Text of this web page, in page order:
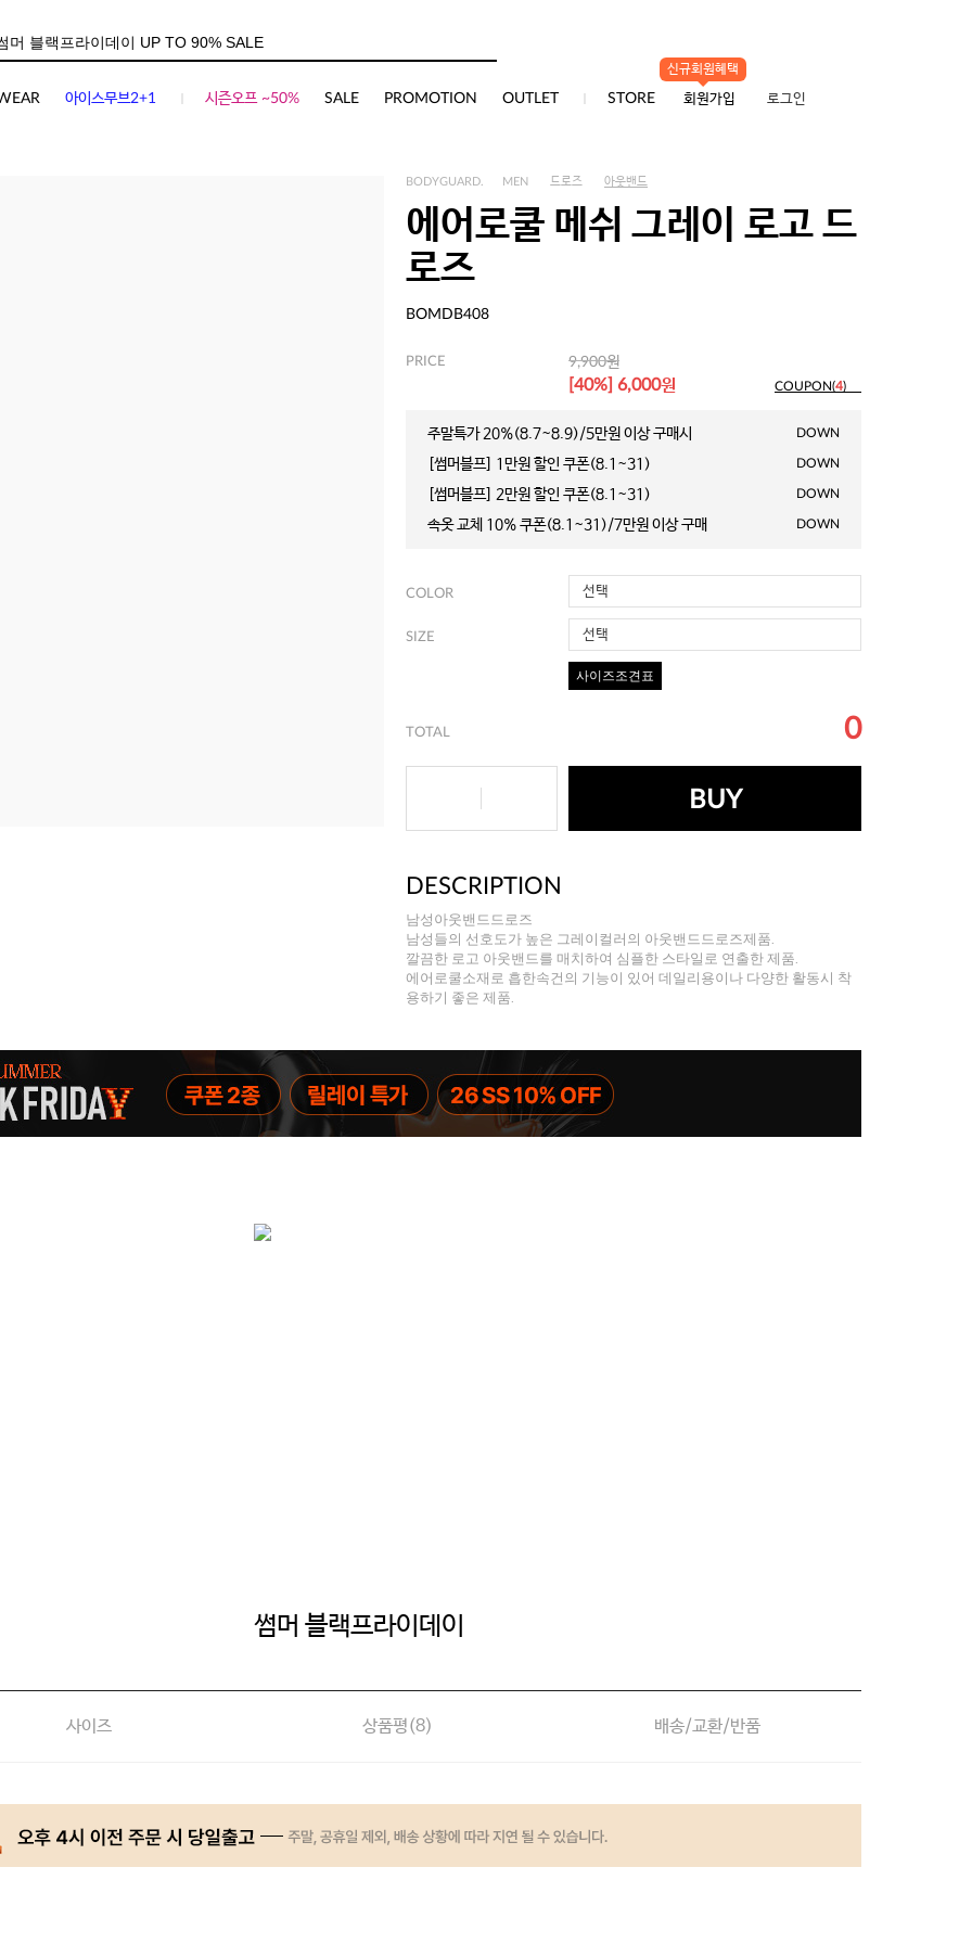
아이스무브2+1 시즌오프 ~50% SALE PROMOTION OUTLET STORE
신규회원혜택
회원가입 로그인
BODYGUARD. MEN 드로즈 아웃밴드
에어로쿨 메쉬 그레이 로고 드
로즈
BOMDB408
PRICE 9,900원
[40%] 6,000원 COUPON(4)
주말특가 20%(8.7~8.9)/5만원 이상 구매시 DOWN
[썸머블프] 1만원 할인 쿠폰(8.1~31) DOWN
[썸머블프] 2만원 할인 쿠폰(8.1~31) DOWN
속옷 교체 10% 쿠폰(8.1~31)/7만원 이상 구매 DOWN
COLOR 선택
SIZE 선택
사이즈조견표
TOTAL 0
BUY
DESCRIPTION
남성아웃밴드드로즈
남성들의 선호도가 높은 그레이컬러의 아웃밴드드로즈제품.
깔끔한 로고 아웃밴드를 매치하여 심플한 스타일로 연출한 제품.
에어로쿨소재로 흡한속건의 기능이 있어 데일리용이나 다양한 활동시 착
용하기 좋은 제품.
썸머 블랙프라이데이
사이즈 상품평(8) 배송/교환/반품